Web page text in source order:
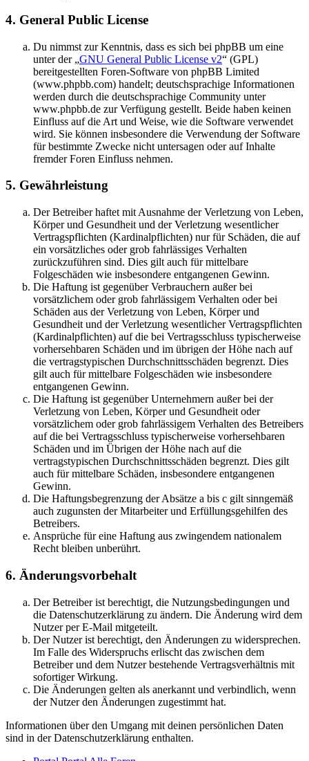
4. General Public License
Du nimmst zur Kenntnis, dass es sich bei phpBB um eine
unter der „GNU General Public License v2“ (GPL)
bereitgestellten Foren-Software von phpBB Limited
(www.phpbb.com) handelt; deutschsprachige Informationen
werden durch die deutschsprachige Community unter
www.phpbb.de zur Verfügung gestellt. Beide haben keinen
Einfluss auf die Art und Weise, wie die Software verwendet
wird. Sie können insbesondere die Verwendung der Software
für bestimmte Zwecke nicht untersagen oder auf Inhalte
fremder Foren Einfluss nehmen.
5. Gewährleistung
Der Betreiber haftet mit Ausnahme der Verletzung von Leben,
Körper und Gesundheit und der Verletzung wesentlicher
Vertragspflichten (Kardinalpflichten) nur für Schäden, die auf
ein vorsätzliches oder grob fahrlässiges Verhalten
zurückzuführen sind. Dies gilt auch für mittelbare
Folgeschäden wie insbesondere entgangenen Gewinn.
Die Haftung ist gegenüber Verbrauchern außer bei
vorsätzlichem oder grob fahrlässigem Verhalten oder bei
Schäden aus der Verletzung von Leben, Körper und
Gesundheit und der Verletzung wesentlicher Vertragspflichten
(Kardinalpflichten) auf die bei Vertragsschluss typischerweise
vorhersehbaren Schäden und im übrigen der Höhe nach auf
die vertragstypischen Durchschnittsschäden begrenzt. Dies
gilt auch für mittelbare Folgeschäden wie insbesondere
entgangenen Gewinn.
Die Haftung ist gegenüber Unternehmern außer bei der
Verletzung von Leben, Körper und Gesundheit oder
vorsätzlichem oder grob fahrlässigem Verhalten des Betreibers
auf die bei Vertragsschluss typischerweise vorhersehbaren
Schäden und im Übrigen der Höhe nach auf die
vertragstypischen Durchschnittsschäden begrenzt. Dies gilt
auch für mittelbare Schäden, insbesondere entgangenen
Gewinn.
Die Haftungsbegrenzung der Absätze a bis c gilt sinngemäß
auch zugunsten der Mitarbeiter und Erfüllungsgehilfen des
Betreibers.
Ansprüche für eine Haftung aus zwingendem nationalem
Recht bleiben unberührt.
6. Änderungsvorbehalt
Der Betreiber ist berechtigt, die Nutzungsbedingungen und
die Datenschutzerklärung zu ändern. Die Änderung wird dem
Nutzer per E-Mail mitgeteilt.
Der Nutzer ist berechtigt, den Änderungen zu widersprechen.
Im Falle des Widerspruchs erlischt das zwischen dem
Betreiber und dem Nutzer bestehende Vertragsverhältnis mit
sofortiger Wirkung.
Die Änderungen gelten als anerkannt und verbindlich, wenn
der Nutzer den Änderungen zugestimmt hat.
Informationen über den Umgang mit deinen persönlichen Daten
sind in der Datenschutzerklärung enthalten.